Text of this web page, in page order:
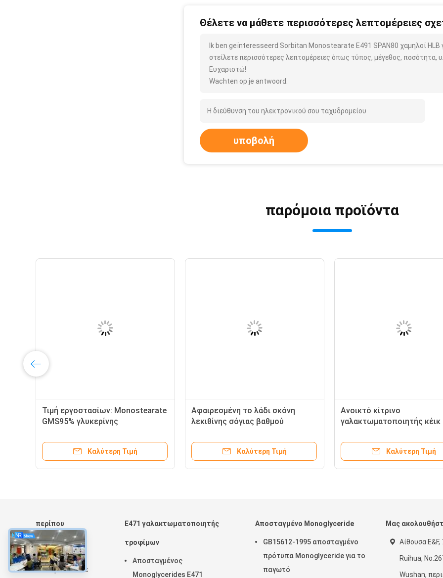
Θέλετε να μάθετε περισσότερες λεπτομέρειες
Ik ben geïnteresseerd Sorbitan Monostearate E491 SPAN80 χαμηλοί
στείλετε περισσότερες λεπτομέρειες όπως τύπος, μέγεθος, ποσότητα,
Ευχαριστώ!
Wachten op je antwoord.
υποβολή
παρόμοια προϊόντα
Τιμή εργοστασίων: Monostearate
GMS95% γλυκερίνης
τροφίμων για τα τρόφιμα
Καλύτερη Τιμή
Αφαιρεσμένη το λάδι σκόνη
λεκιθίνης σόγιας βαθμού
Καλύτερη Τιμή
Ανοικτό κίτρινο
γαλακτωματοποιητής κέικ
Καλύτερη Τιμή
περίπου
Σπίτι
Προϊόντα
VR παρουσιάστε
E471 γαλακτωματοποιητής
τροφίμων
Αποσταγμένος
Monoglycerides E471
Αποσταγμένο Monoglyceride
GB15612-1995 αποσταγμένο
πρότυπα Monoglyceride για το
παγωτό
Μας
Αίθουσα
Ruihua,
Wushan,